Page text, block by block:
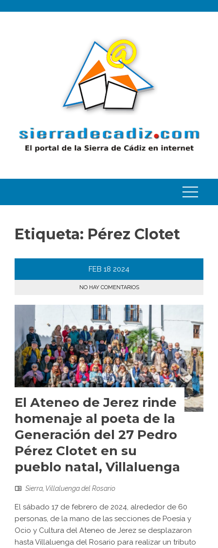
Etiqueta: Pérez Clotet
FEB 18 2024
NO HAY COMENTARIOS
El Ateneo de Jerez rinde
homenaje al poeta de la
Generación del 27 Pedro
Pérez Clotet en su
pueblo natal, Villaluenga
Sierra, Villaluenga del Rosario
El sábado 17 de febrero de 2024, alrededor de 60
personas, de la mano de las secciones de Poesía y
Ocio y Cultura del Ateneo de Jerez se desplazaron
hasta Villaluenga del Rosario para realizar un tributo